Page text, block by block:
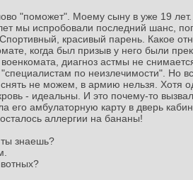
"поможет". Моему сыну в уже 19
мы испробовали последний шанс,
красивый парень. Какое
когда был призыв у него были
диагноз астмы не
по неизлечимости". Но
снять не можем, в армию нельзя. Хотя
- идеальны. И это почему-то
его амбулаторную карту в дверь
аллергии на бананы!
знаешь?